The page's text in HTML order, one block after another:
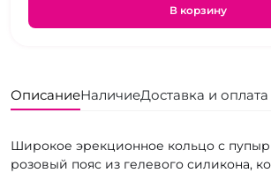
В корзину
ОписаниеНаличиеДоставка и оплата
Широкое эрекционное кольцо с
розовый пояс из гелевого силикона,